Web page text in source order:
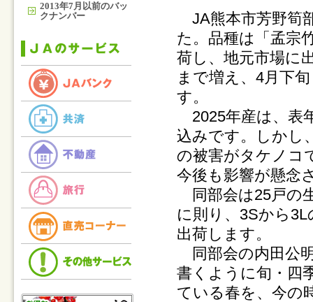
2013年7月以前のバッ
クナンバー
JA熊本市芳野筍
た。品種は「孟宗
荷し、地元市場に
まで増え、4月下
す。
2025年産は、表
込みです。しかし
の被害がタケノコ
今後も影響が懸念
同部会は25戸の
に則り、3Sから
出荷します。
同部会の内田公
書くように旬・四
ている春を、今の